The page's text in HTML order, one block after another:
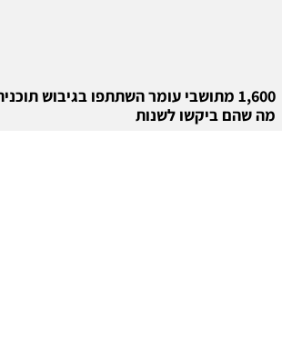
1,600 מתושבי עומר השתתפו בגיבוש
מה שהם ביקשו לשנות